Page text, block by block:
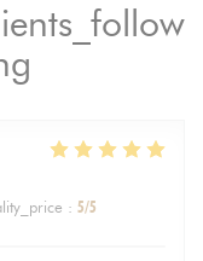
: 5/5